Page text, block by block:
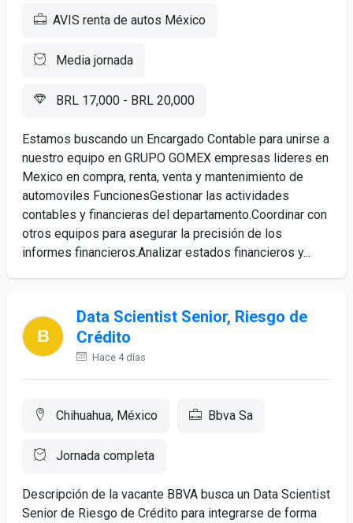
AVIS renta de autos México
Media jornada
BRL 17,000 - BRL 20,000
Estamos buscando un Encargado Contable para unirse a
nuestro equipo en GRUPO GOMEX empresas lideres en
Mexico en compra, renta, venta y mantenimiento de
automoviles FuncionesGestionar las actividades
contables y financieras del departamento.Coordinar con
otros equipos para asegurar la precisión de los
informes financieros.Analizar estados financieros y...
Data Scientist Senior, Riesgo de
Crédito
Hace 4 días
Chihuahua, México Bbva Sa
Jornada completa
Descripción de la vacante BBVA busca un Data Scientist
Senior de Riesgo de Crédito para integrarse de forma